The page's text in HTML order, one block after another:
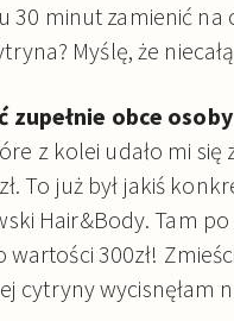
30 minut zamienić na
Myślę, że
zupełnie obce
z kolei udało mi się
To już był jakiś
Hair&Body. Tam po
300zł!
cytryny wycisnęłam